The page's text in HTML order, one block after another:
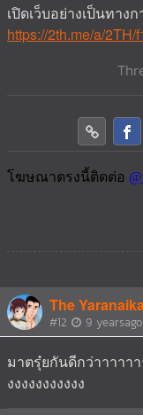
เปิดเว็บอย่างเป็นทา
https://2th.me/a/2TH/
The
#12 9 yearsago
มาตรุ๋ยกันดีกว่าาาาาา
งงงงงงงงงงง